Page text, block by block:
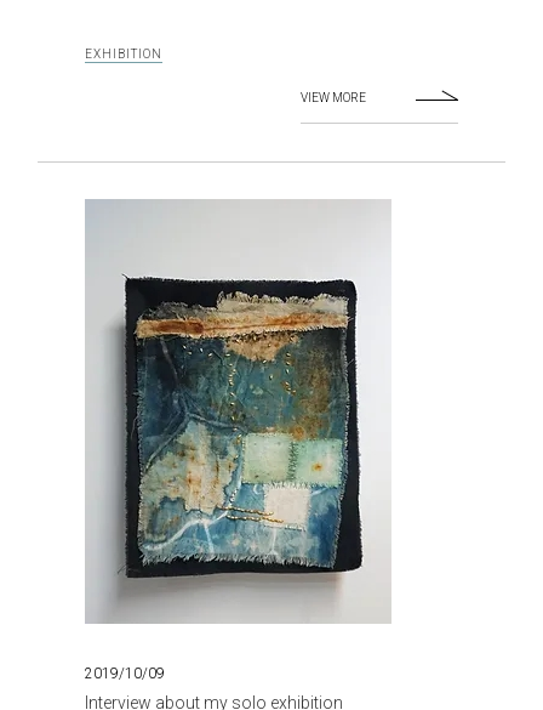
EXHIBITION
VIEW MORE
2019/10/09
Interview about my solo exhibition